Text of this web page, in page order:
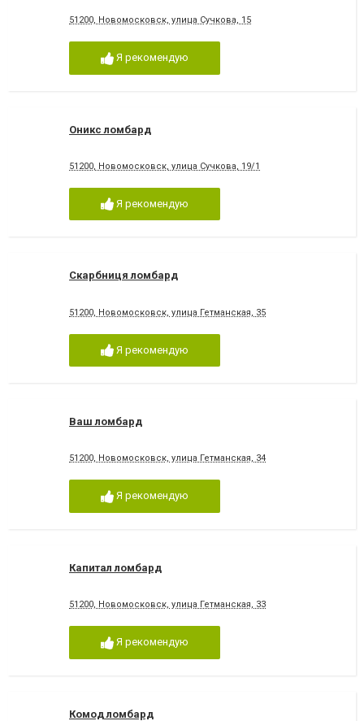
51200, Новомосковск, улица Сучкова, 15
Я рекомендую
Оникс ломбард
51200, Новомосковск, улица Сучкова, 19/1
Я рекомендую
Скарбниця ломбард
51200, Новомосковск, улица Гетманская, 35
Я рекомендую
Ваш ломбард
51200, Новомосковск, улица Гетманская, 34
Я рекомендую
Капитал ломбард
51200, Новомосковск, улица Гетманская, 33
Я рекомендую
Комод ломбард